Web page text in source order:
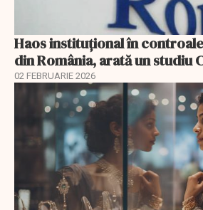
Haos instituțional în
din România, arată un studiu
02 FEBRUARIE 2026